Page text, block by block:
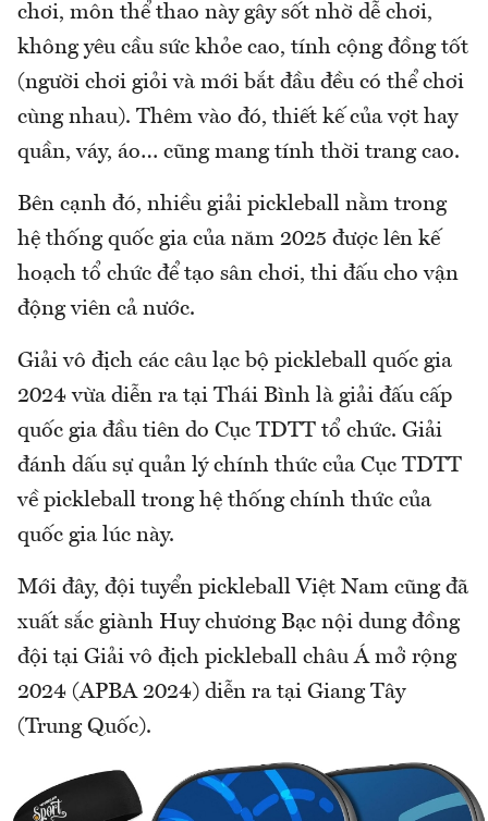
chơi, môn thể thao này gây sốt nhờ dễ chơi,
không yêu cầu sức khỏe cao, tính cộng đồng tốt
(người chơi giỏi và mới bắt đầu đều có thể chơi
cùng nhau). Thêm vào đó, thiết kế của vợt hay
quần, váy, áo… cũng mang tính thời trang cao.
Bên cạnh đó, nhiều giải pickleball nằm trong
hệ thống quốc gia của năm 2025 được lên kế
hoạch tổ chức để tạo sân chơi, thi đấu cho vận
động viên cả nước.
Giải vô địch các câu lạc bộ pickleball quốc gia
2024 vừa diễn ra tại Thái Bình là giải đấu cấp
quốc gia đầu tiên do Cục TDTT tổ chức. Giải
đánh dấu sự quản lý chính thức của Cục TDTT
về pickleball trong hệ thống chính thức của
quốc gia lúc này.
Mới đây, đội tuyển pickleball Việt Nam cũng đã
xuất sắc giành Huy chương Bạc nội dung đồng
đội tại Giải vô địch pickleball châu Á mở rộng
2024 (APBA 2024) diễn ra tại Giang Tây
(Trung Quốc).